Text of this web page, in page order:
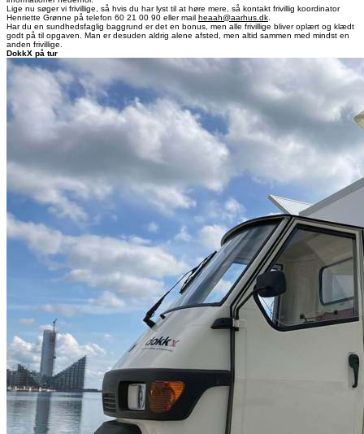
Lige nu søger vi frivillige, så hvis du har lyst til at høre mere, så kontakt frivillig koordinator
Henriette Grønne på telefon 60 21 00 90 eller mail heaah@aarhus.dk
Har du en sundhedsfaglig baggrund er det en bonus, men alle frivillige bliver oplært og klædt
godt på til opgaven. Man er desuden aldrig alene afsted, men altid sammen med mindst en
anden frivillige.
DokkX på tur